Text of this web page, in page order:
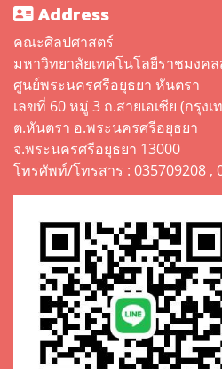
Address
คณะศิลปศาสตร์
มหาวิทยาลัยเทคโนโลยีราชมงค
ศูนย์พระนครศรีอยุธยา หันตรา
เลขที่ 60 หมู่ 3 ถ.สายเอเซีย (กรุง
ต.หันตรา อ.พระนครศรีอยุธยา
จ.พระนครศรีอยุธยา 13000
โทรศัพท์/โทรสาร : 035709208 ,